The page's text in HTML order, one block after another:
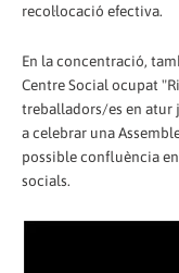
recol·locació efectiva.
En la concentració,
Centre Social ocupat
treballadors/es en atur
a celebrar una
possible confluència
socials.